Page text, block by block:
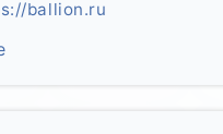
ballion.ru